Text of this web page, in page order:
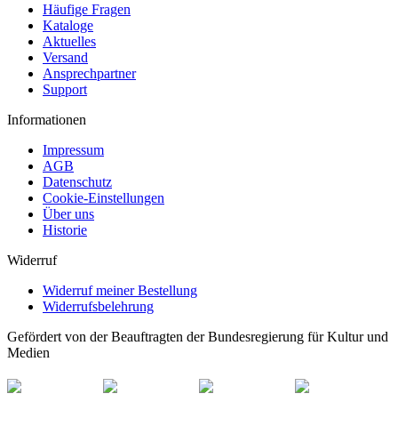
Häufige Fragen
Kataloge
Aktuelles
Versand
Ansprechpartner
Support
Informationen
Impressum
AGB
Datenschutz
Cookie-Einstellungen
Über uns
Historie
Widerruf
Widerruf meiner Bestellung
Widerrufsbelehrung
Gefördert von der Beauftragten der Bundesregierung für Kultur und
Medien